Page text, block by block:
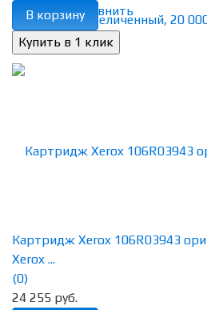
избранное сравнить
В корзину
Картридж Xerox 106R03943
Xerox ...
(0)
24 255 руб.